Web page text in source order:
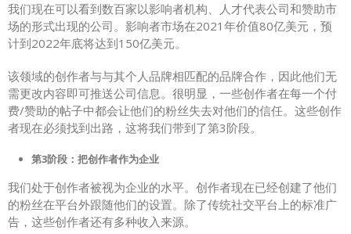
我们现在可以看到数百家以影响者机构、人才代表公司和赞助市
场的形式出现的公司。影响者市场在2021年价值80亿美元，预
计到2022年底将达到150亿美元。
该领域的创作者与与其个人品牌相匹配的品牌合作，因此他们无
需更改内容即可推送公司信息。很明显，一些创作者在每一个付
费/赞助的帖子中都会让他们的粉丝失去对他们的信任。这些创作
者现在必须找到出路，这将我们带到了第3阶段。
第3阶段：把创作者作为企业
我们处于创作者被视为企业的水平。创作者现在已经创建了他们
的粉丝在平台外跟随他们的设置。除了传统社交平台上的标准广
告，这些创作者还有多种收入来源。